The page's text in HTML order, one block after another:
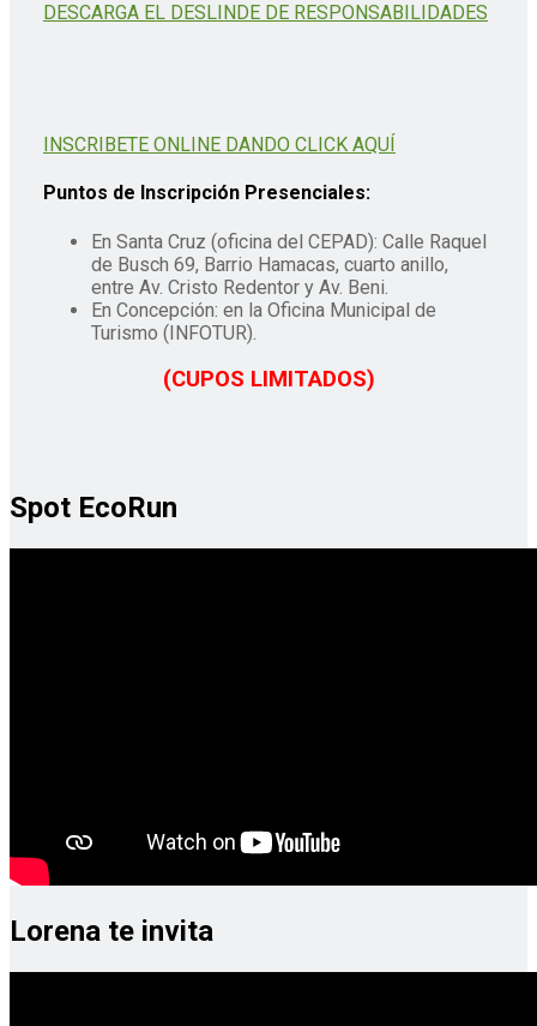
DESCARGA EL DESLINDE DE RESPONSABILIDADES
INSCRIBETE ONLINE DANDO CLICK AQUÍ
Puntos de Inscripción Presenciales:
En Santa Cruz (oficina del CEPAD): Calle Raquel
de Busch 69, Barrio Hamacas, cuarto anillo,
entre Av. Cristo Redentor y Av. Beni.
En Concepción: en la Oficina Municipal de
Turismo (INFOTUR).
(CUPOS LIMITADOS)
Spot EcoRun
Lorena te invita